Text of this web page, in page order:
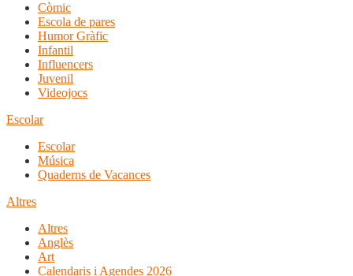
Còmic
Escola de pares
Humor Gràfic
Infantil
Influencers
Juvenil
Videojocs
Escolar
Escolar
Música
Quaderns de Vacances
Altres
Altres
Anglès
Art
Calendaris i Agendes 2026